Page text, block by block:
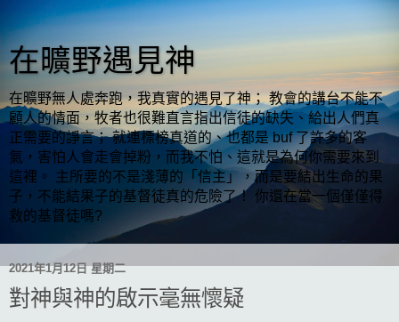
在曠野遇見神
在曠野無人處奔跑，我真實的遇見了神； 教會的講台不能不
顧人的情面，牧者也很難直言指出信徒的缺失、給出人們真
正需要的諍言； 就連標榜真道的、也都是 buf 了許多的客
氣，害怕人會走會掉粉，而我不怕、這就是為何你需要來到
這裡。 主所要的不是淺薄的「信主」，而是要結出生命的果
子，不能結果子的基督徒真的危險了！ 你還在當一個僅僅得
救的基督徒嗎?
2021年1月12日 星期二
對神與神的啟示毫無懷疑